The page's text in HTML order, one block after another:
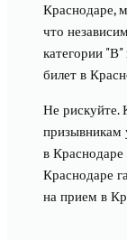
Краснодаре,
что
категории
билет в
Не рискуйте.
призывникам
в Краснодаре
Краснодаре
на прием в